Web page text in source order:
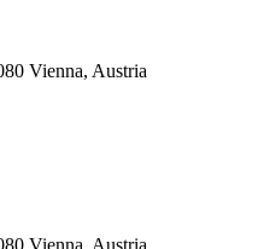
Vienna, Austria
Vienna, Austria